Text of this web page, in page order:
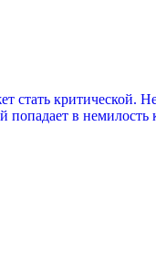
стать критической.
попадает в немилость